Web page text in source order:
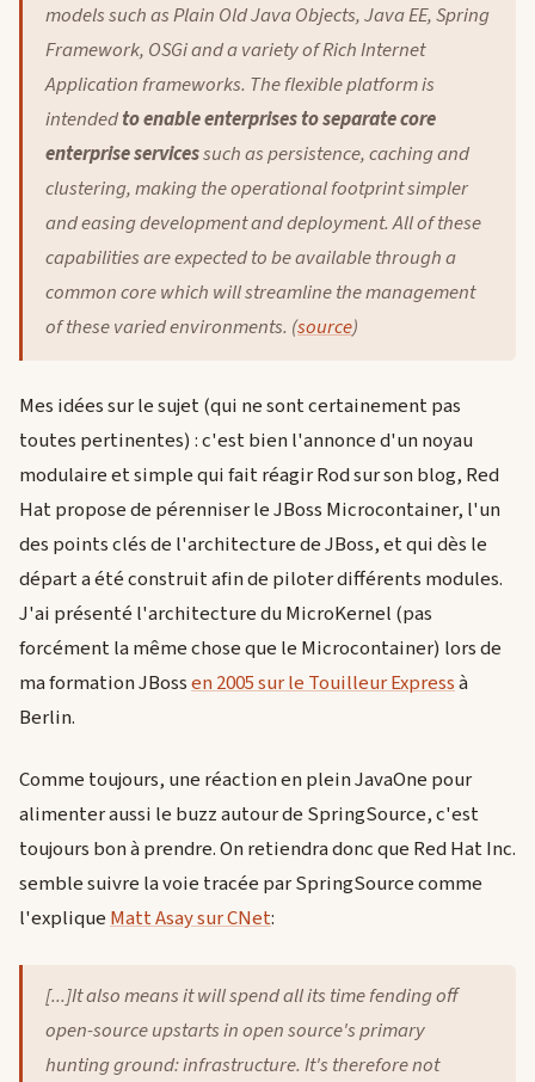
models such as Plain Old Java Objects, Java EE, Spring
Framework, OSGi and a variety of Rich Internet
Application frameworks. The flexible platform is
intendedto enable enterprises to separate core
enterprise servicessuch as persistence, caching and
clustering, making the operational footprint simpler
and easing development and deployment. All of these
capabilities are expected to be available through a
common core which will streamline the management
of these varied environments. (source)
Mes idées sur le sujet (qui ne sont certainement pas
toutes pertinentes) : c'est bien l'annonce d'un noyau
modulaire et simple qui fait réagir Rod sur son blog, Red
Hat propose de pérenniser le JBoss Microcontainer, l'un
des points clés de l'architecture de JBoss, et qui dès le
départ a été construit afin de piloter différents modules.
J'ai présenté l'architecture du MicroKernel (pas
forcément la même chose que le Microcontainer) lors de
ma formation JBossen 2005 sur le Touilleur Expressà
Berlin.
Comme toujours, une réaction en plein JavaOne pour
alimenter aussi le buzz autour de SpringSource, c'est
toujours bon à prendre. On retiendra donc que Red Hat Inc.
semble suivre la voie tracée par SpringSource comme
l'explique Matt Asay sur CNet:
[...]It also means it will spend all its time fending off
open-source upstarts in open source's primary
hunting ground: infrastructure. It's therefore not